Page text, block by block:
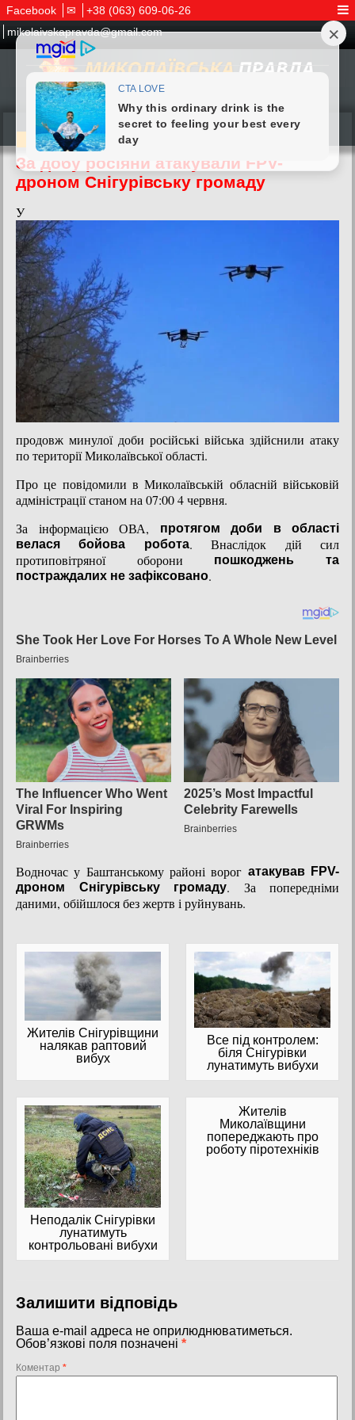
Facebook ✉
+38 (063) 609-06-26
mikolaivskapravda@gmail.com
04.06.2026
За добу росіяни атакували FPV-
дроном Снігурівську громаду
У
продовж минулої доби російські війська здійснили атаку
по території Миколаївської області.
Про це повідомили в Миколаївській обласній військовій
адміністрації станом на 07:00 4 червня.
За інформацією ОВА,
протягом доби в області
велася бойова робота. Внаслідок дій сил
протиповітряної оборони
пошкоджень та
постраждалих не зафіксовано.
Водночас у Баштанському районі ворог атакував FPV-
дроном Снігурівську громаду. За попередніми
даними, обійшлося без жертв і руйнувань.
Жителів Снігурівщини
налякав раптовий
вибух
Все під контролем:
біля Снігурівки
лунатимуть вибухи
Неподалік Снігурівки
лунатимуть
контрольовані вибухи
Жителів
Миколаївщини
попереджають про
роботу піротехніків
Залишити відповідь
Ваша e-mail адреса не оприлюднюватиметься.
Обов’язкові поля позначені *
Коментар *